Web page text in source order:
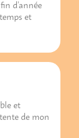
d’année
et
et
de mon